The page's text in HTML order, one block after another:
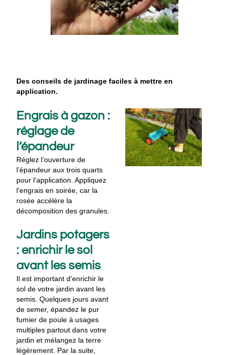
Des conseils de jardinage faciles à mettre en
application.
Engrais à gazon :
réglage de
l’épandeur
Réglez l’ouverture de
l’épandeur aux trois quarts
pour l’application. Appliquez
l’engrais en soirée, car la
rosée accélère la
décomposition des granules.
Jardins potagers
: enrichir le sol
avant les semis
Il est important d’enrichir le
sol de votre jardin avant les
semis. Quelques jours avant
de semer, épandez le pur
fumier de poule à usages
multiples partout dans votre
jardin et mélangez la terre
légèrement. Par la suite,